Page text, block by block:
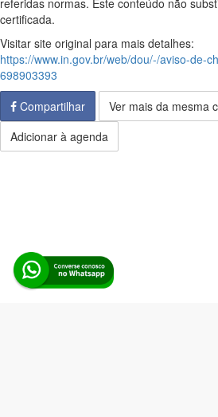
referidas normas. Este conteúdo não
certificada.
Visitar site original para mais detalhes:
https://www.in.gov.br/web/dou/-/aviso-de-
698903393
Compartilhar
Ver mais da mesma
Adicionar à agenda